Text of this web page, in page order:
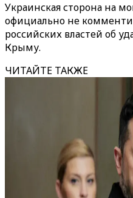
Украинская сторона на
официально не
российских властей об
Крыму.
ЧИТАЙТЕ ТАКЖЕ